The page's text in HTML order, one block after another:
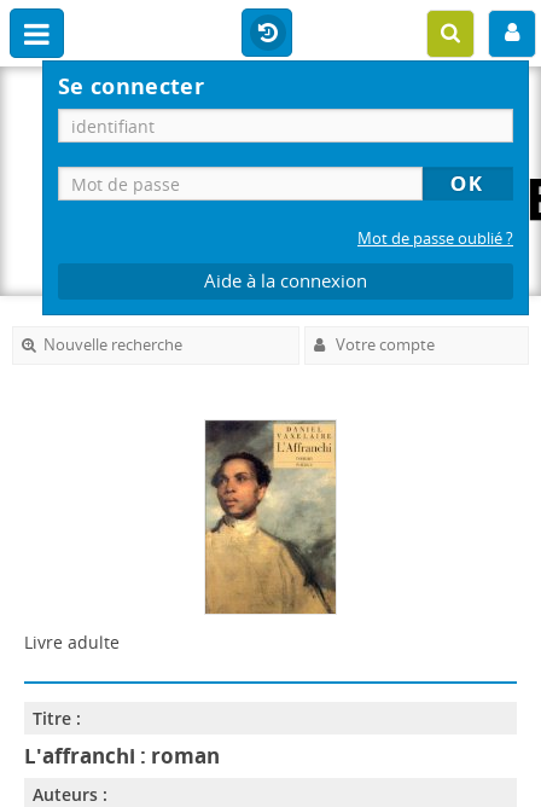
Se connecter
Mot de passe oublié ?
Aide à la connexion
Nouvelle recherche Votre compte
Livre adulte
Titre :
L'affranchi : roman
Auteurs :